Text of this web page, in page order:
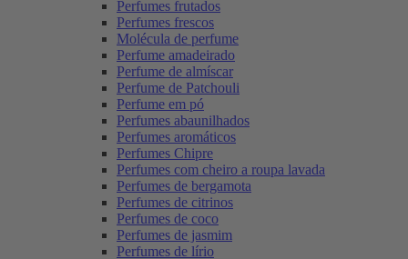
Perfumes frutados
Perfumes frescos
Molécula de perfume
Perfume amadeirado
Perfume de almíscar
Perfume de Patchouli
Perfume em pó
Perfumes abaunilhados
Perfumes aromáticos
Perfumes Chipre
Perfumes com cheiro a roupa lavada
Perfumes de bergamota
Perfumes de citrinos
Perfumes de coco
Perfumes de jasmim
Perfumes de lírio